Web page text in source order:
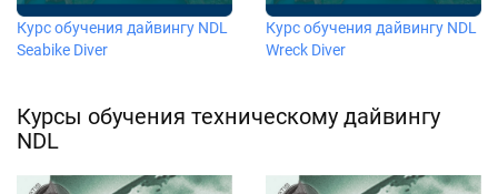
Курс обучения дайвингу NDL
Seabike Diver
Курс обучения дайвингу NDL
Wreck Diver
Курсы обучения техническому дайвингу
NDL